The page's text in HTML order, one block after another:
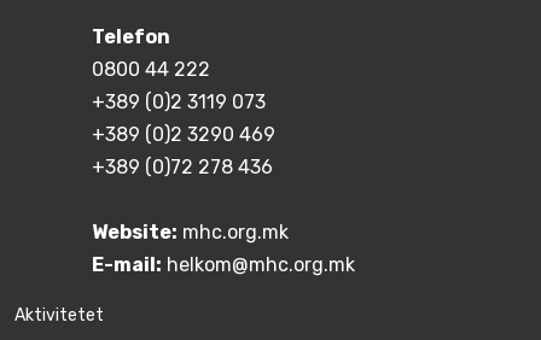
Telefon
0800 44 222
+389 (0)2 3119 073
+389 (0)2 3290 469
+389 (0)72 278 436
Website: mhc.org.mk
E-mail: helkom@mhc.org.mk
Aktivitetet